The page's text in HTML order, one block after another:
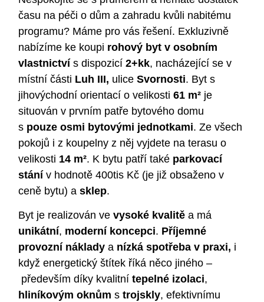
času na péči o dům a zahradu kvůli nabitému
programu? Máme pro vás řešení. Exkluzivně
nabízíme ke koupi rohový byt v osobním
vlastnictvís dispozicí2+kk, nacházející se v
místní části Luh III, uliceSvornosti. Byt s
jihovýchodní orientací o velikosti61 m² je
situován v prvním patře bytového domu
s pouze osmi bytovými jednotkami. Ze všech
pokojů i z koupelny z něj vyjdete na terasu o
velikosti 14 m². K bytu patří také parkovací
stánív hodnotě 400tis Kč (je již obsaženo v
ceně bytu) asklep.
Byt je realizován vevysoké kvalitě a má
unikátní, moderní koncepci. Příjemné
provozní náklady a nízká spotřeba v praxi, i
když energetický štítek říká něco jiného –
především díky kvalitnítepelné izolaci,
hliníkovým oknům strojskly, efektivnímu